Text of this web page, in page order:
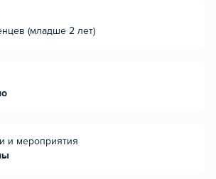
(младше 2 лет)
и мероприятия